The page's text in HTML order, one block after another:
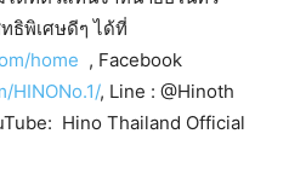
ธิพิเศษดีๆ ได้ที่
home , Facebook
HINONo.1/, Line : @Hinoth
Hino Thailand Official